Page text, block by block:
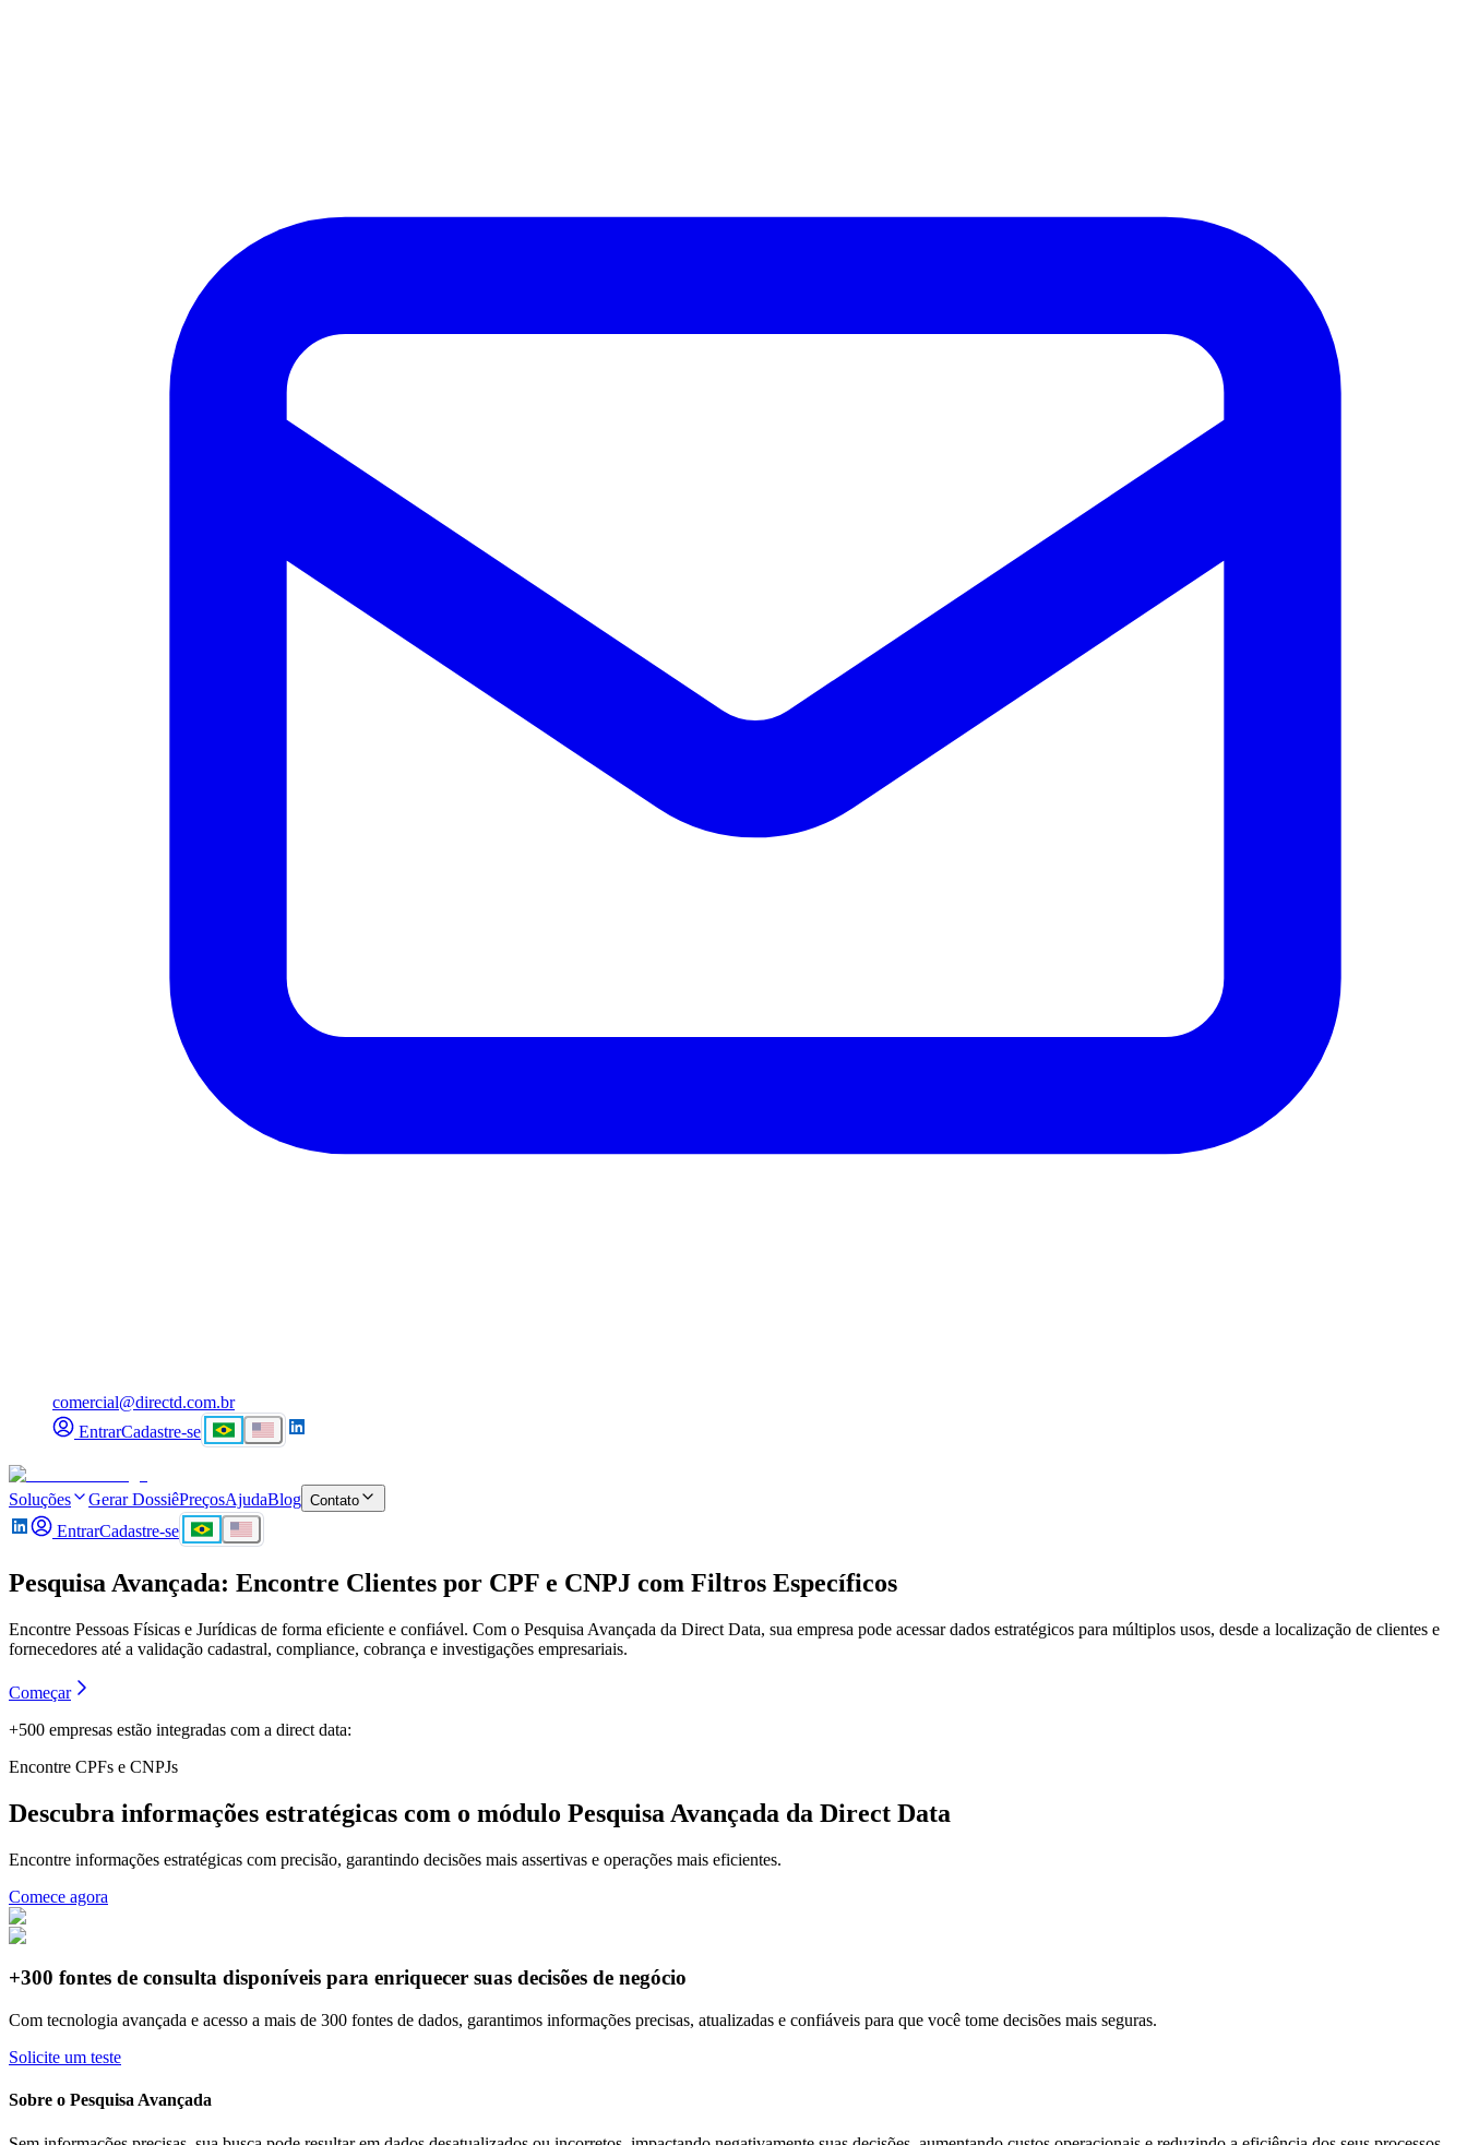
comercial@directd.com.br
EntrarCadastre-se
Soluções Gerar DossiêPreçosAjudaBlog Contato
EntrarCadastre-se
Pesquisa Avançada: Encontre Clientes por CPF e CNPJ com Filtros Específicos
Encontre Pessoas Físicas e Jurídicas de forma eficiente e confiável. Com o Pesquisa Avançada da Direct Data, sua empresa pode acessar dados estratégicos para múltiplos usos, desde a localização de clientes e
fornecedores até a validação cadastral, compliance, cobrança e investigações empresariais.
Começar
+500 empresas estão integradas com a direct data:
Encontre CPFs e CNPJs
Descubra informações estratégicas com o módulo Pesquisa Avançada da Direct Data
Encontre informações estratégicas com precisão, garantindo decisões mais assertivas e operações mais eficientes.
Comece agora
+300 fontes de consulta disponíveis para enriquecer suas decisões de negócio
Com tecnologia avançada e acesso a mais de 300 fontes de dados, garantimos informações precisas, atualizadas e confiáveis para que você tome decisões mais seguras.
Solicite um teste
Sobre o Pesquisa Avançada